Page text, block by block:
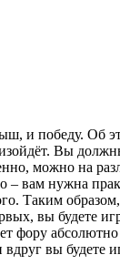
и победу. Об
Вы
можно на
вам нужна
Таким
вы будете
фору
вы будете